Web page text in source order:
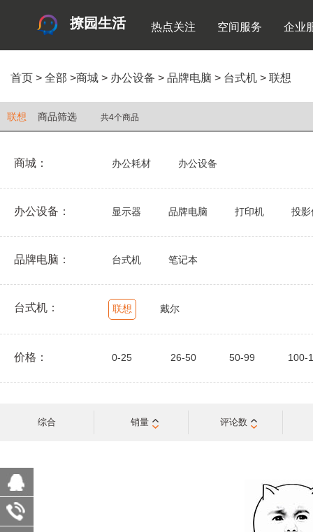
撩园生活 热点关注 空间服务 企业
首页 > 全部 >商城 > 办公设备 > 品牌电脑 > 台式机 > 联想
联想 商品筛选 共4个商品
商城： 办公耗材 办公设备
办公设备： 显示器 品牌电脑 打印机 投影
品牌电脑： 台式机 笔记本
台式机： 联想 戴尔
价格： 0-25 26-50 50-99 100-
综合 销量 评论数